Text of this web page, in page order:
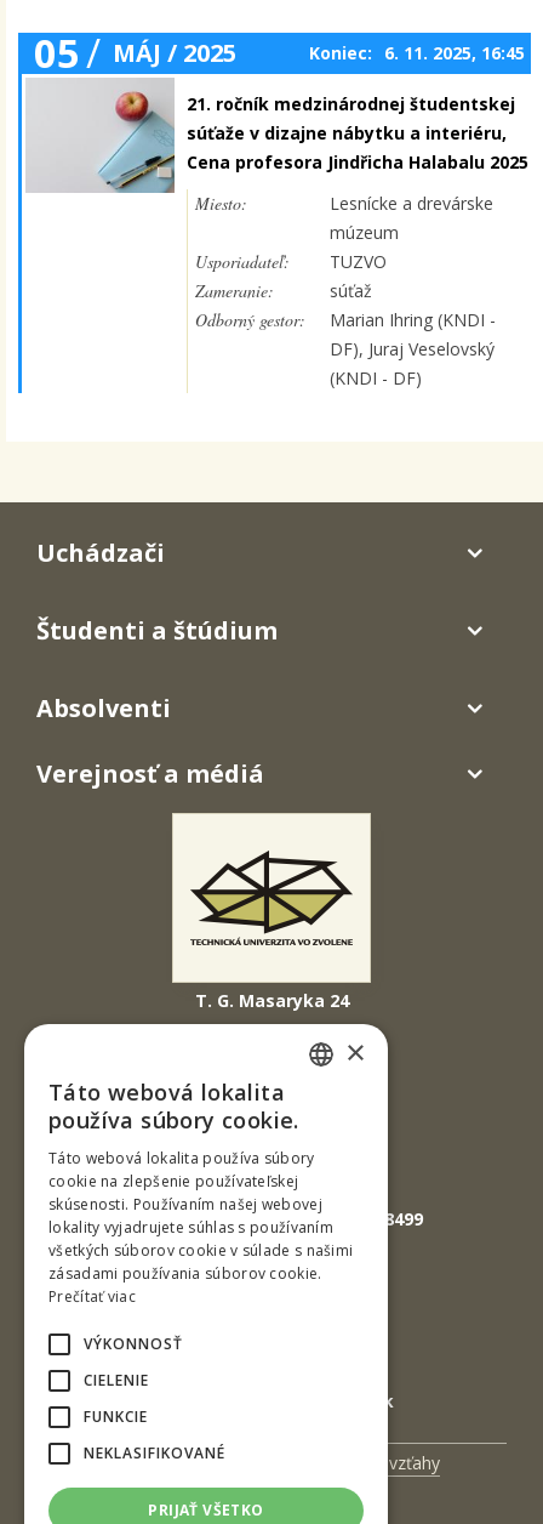
05/ MÁJ / 2025 Koniec: 6. 11. 2025, 16:45
21. ročník medzinárodnej študentskej
súťaže v dizajne nábytku a interiéru,
Cena profesora Jindřicha Halabalu 2025
Miesto:
Lesnícke a drevárske
múzeum
Usporiadateľ:
TUZVO
Zameranie:
súťaž
Odborný gestor:
Marian Ihring (KNDI -
DF), Juraj Veselovský
(KNDI - DF)
T. G. Masaryka 24
960 01 Zvolen
Slovenská republika
Tel.: +421-45-520 61 11
Fax: +421-45-533 00 27
E-mail: info@tuzvo.sk
GPS súradnice: 48.572024,19.118499
E-mail: podatelna@tuzvo.sk
Uchádzači
Študenti a štúdium
Absolventi
Verejnosť a médiá
Univerzitný magazín
Medzinárodné vzťahy
Veda a výskum
Zamestnanci
×
Táto webová lokalita
používa súbory cookie.
Táto webová lokalita používa súbory
cookie na zlepšenie používateľskej
skúsenosti. Používaním našej webovej
lokality vyjadrujete súhlas s používaním
všetkých súborov cookie v súlade s našimi
zásadami používania súborov cookie.
Prečítať viac
VÝKONNOSŤ
CIELENIE
FUNKCIE
NEKLASIFIKOVANÉ
PRIJAŤ VŠETKO